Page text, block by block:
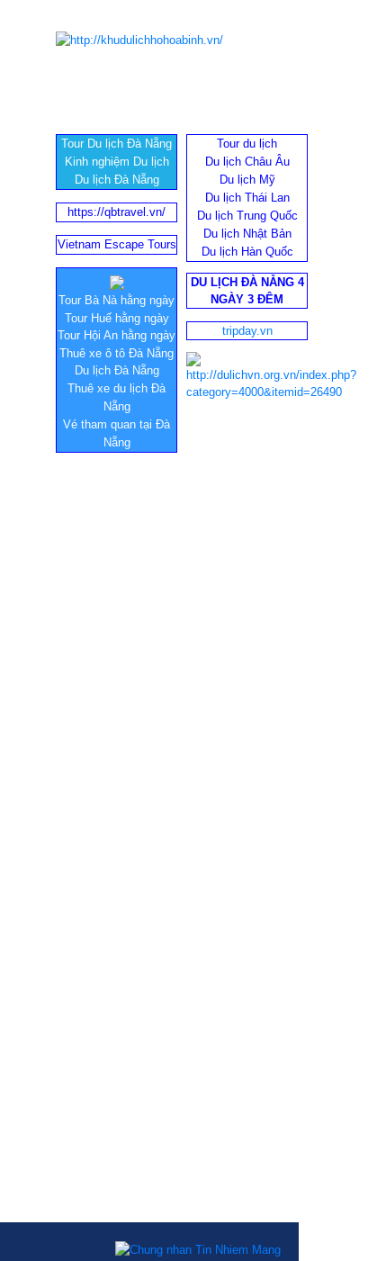
Tour Du lịch Đà Nẵng
Kinh nghiệm Du lịch
Du lịch Đà Nẵng
Tour du lịch
Du lịch Châu Âu
Du lịch Mỹ
Du lịch Thái Lan
Du lịch Trung Quốc
Du lịch Nhật Bản
Du lịch Hàn Quốc
https://qbtravel.vn/
Vietnam Escape Tours
Tour Bà Nà hằng ngày
Tour Huế hằng ngày
Tour Hội An hằng ngày
Thuê xe ô tô Đà Nẵng
Du lịch Đà Nẵng
Thuê xe du lịch Đà
Nẵng
Vé tham quan tại Đà
Nẵng
DU LỊCH ĐÀ NẴNG 4
NGÀY 3 ĐÊM
tripday.vn